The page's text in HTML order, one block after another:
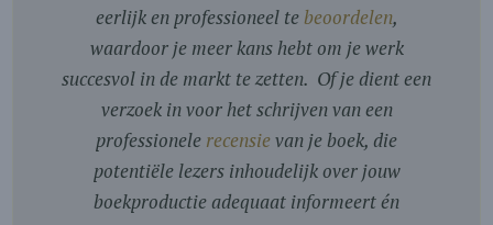
eerlijk en professioneel te beoordelen,
waardoor je meer kans hebt om je werk
succesvol in de markt te zetten. Of je dient een
verzoek in voor het schrijven van een
professionele recensievan je boek, die
potentiële lezers inhoudelijk over jouw
boekproductie adequaat informeert én